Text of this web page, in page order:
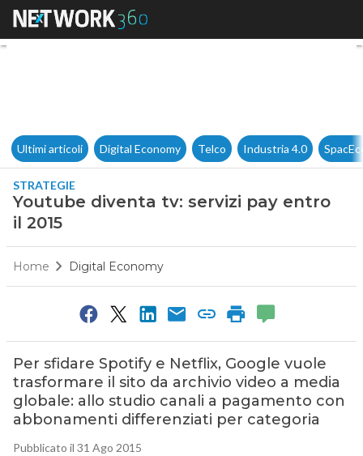
Youtube diventa tv: servizi
Ultimi articoli Digital Economy Telco Industria 4.0
STRATEGIE
Youtube diventa tv: servizi pay entro
il 2015
Home Digital Economy
Per sfidare Spotify e Netflix, Google vuole
trasformare il sito da archivio video a media
globale: allo studio canali a pagamento con
abbonamenti differenziati per categoria
Pubblicato il 31 Ago 2015